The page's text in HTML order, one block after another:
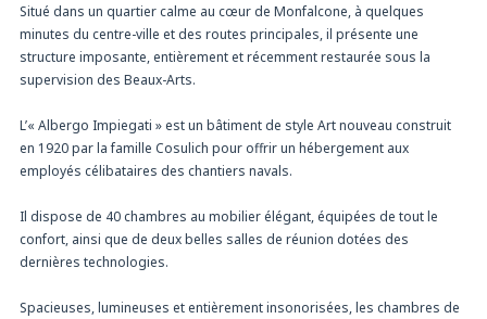
Situé dans un quartier calme au cœur de Monfalcone, à quelques
minutes du centre-ville et des routes principales, il présente une
structure imposante, entièrement et récemment restaurée sous la
supervision des Beaux-Arts.
L’« Albergo Impiegati » est un bâtiment de style Art nouveau construit
en 1920 par la famille Cosulich pour offrir un hébergement aux
employés célibataires des chantiers navals.
Il dispose de 40 chambres au mobilier élégant, équipées de tout le
confort, ainsi que de deux belles salles de réunion dotées des
dernières technologies.
Spacieuses, lumineuses et entièrement insonorisées, les chambres de